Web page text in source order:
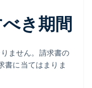
き期間
ません。請求書の
書に当てはまりま